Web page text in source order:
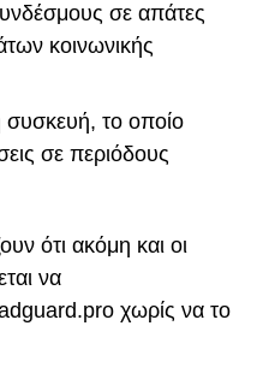
σε απάτες
κοινωνικής
το οποίο
σε περιόδους
ότι ακόμη και οι
να
χωρίς να το